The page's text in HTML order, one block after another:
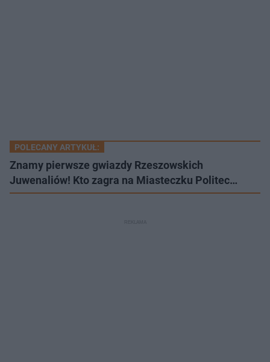
POLECANY ARTYKUŁ:
Znamy pierwsze gwiazdy Rzeszowskich
Juwenaliów! Kto zagra na Miasteczku Politec…